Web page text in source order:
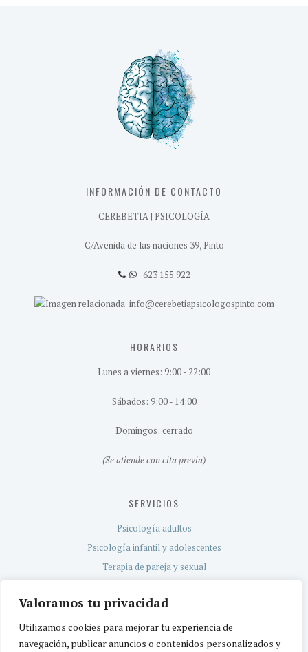
Valoramos tu privacidad
Utilizamos cookies para mejorar tu experiencia de
navegación, publicar anuncios o contenidos personalizados y
INFORMACIÓN DE CONTACTO
CEREBETIA | PSICOLOGÍA
C/Avenida de las naciones 39, Pinto
623 155 922
info@cerebetiapsicologospinto.com
HORARIOS
Lunes a viernes: 9:00 - 22:00
Sábados: 9:00 - 14:00
Domingos: cerrado
(Se atiende con cita previa)
SERVICIOS
Psicología adultos
Psicología infantil y adolescentes
Terapia de pareja y sexual
Servicio TEA